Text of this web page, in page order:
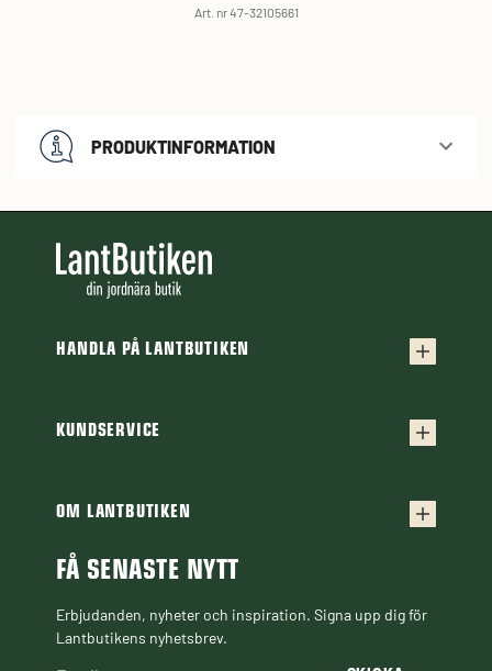
Art. nr 47-32105661
PRODUKTINFORMATION
HANDLA PÅ LANTBUTIKEN
Frakt & leverans
Finansiering
Guider & Artiklar
Black Week
KUNDSERVICE
Frågor & svar
Cookiepolicy
OM LANTBUTIKEN
Om Lantbutiken
FÅ SENASTE NYTT
Erbjudanden, nyheter och inspiration. Signa upp dig för
Lantbutikens nyhetsbrev.